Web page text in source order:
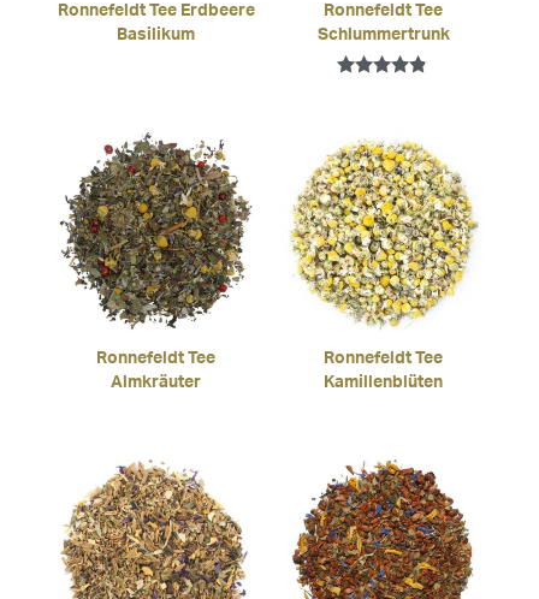
Ronnefeldt Tee Erdbeere
Basilikum
Ronnefeldt Tee
Schlummertrunk
von 5
Ronnefeldt Tee
Almkräuter
Ronnefeldt Tee
Kamillenblüten